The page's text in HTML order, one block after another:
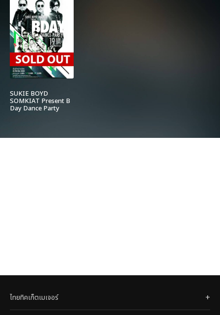
SUKIE BOYD
SOMKIAT Present B
Day Dance Party
ไทยทิคเก็ตเมเจอร์